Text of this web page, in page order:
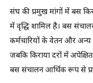
संघ की प्रमुख मांगों में बस
में वृद्धि शामिल है। बस
कर्मचारियों के वेतन और अन्य
जबकि किराया दरों में
बस संचालन आर्थिक रूप से